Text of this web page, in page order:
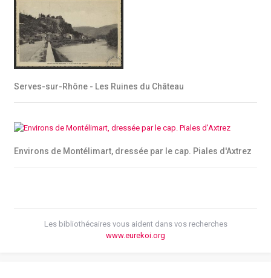
Serves-sur-Rhône - Les Ruines du Château
Environs de Montélimart, dressée par le cap. Piales d'Axtrez
Les bibliothécaires vous aident dans vos recherches
www.eurekoi.org